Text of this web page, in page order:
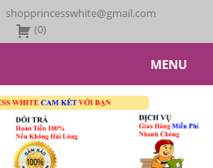
shopprincesswhite@gmail.com
(0)
MENU